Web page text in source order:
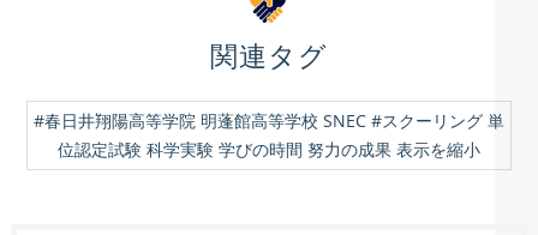
関連タグ
#春日井翔陽高等学院 明蓬館高等学校 SNEC #スクーリング 単
位認定試験 科学実験 学びの時間 努力の成果 表示を縮小